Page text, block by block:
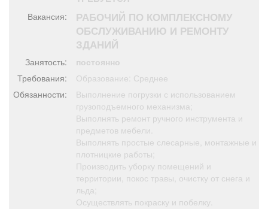
Товары Поздравления
Я - пенсионер
Вакансия:
РАБОЧИЙ ПО КОМПЛЕКСНОМУ
ОБСЛУЖИВАНИЮ И РЕМОНТУ
ЗДАНИЙ
Занятость:
постоянно
Требования:
Образование: Среднее
Обязанности:
Выполнение погрузки с использованием
грузоподъемного механизма;
Выполнять ремонт ручного инструмента и
предметов мебели.
Выполнять простые слесарные, монтажные и
плотницкие работы;
Производить уборку помещений и
территории, покос травы, очистку от снега и
льда;
Осуществлять покраску и побелку.